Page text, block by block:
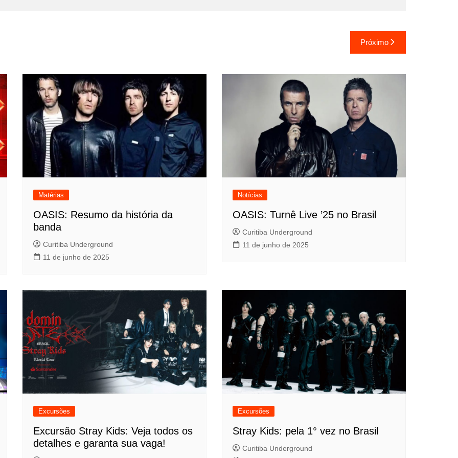
Próximo
Matérias
OASIS: Resumo da história da
banda
Curitiba Underground
11 de junho de 2025
Notícias
OASIS: Turnê Live ’25 no Brasil
Curitiba Underground
11 de junho de 2025
Excursões
Excursão Stray Kids: Veja todos os
detalhes e garanta sua vaga!
Excursões
Stray Kids: pela 1° vez no Brasil
Curitiba Underground